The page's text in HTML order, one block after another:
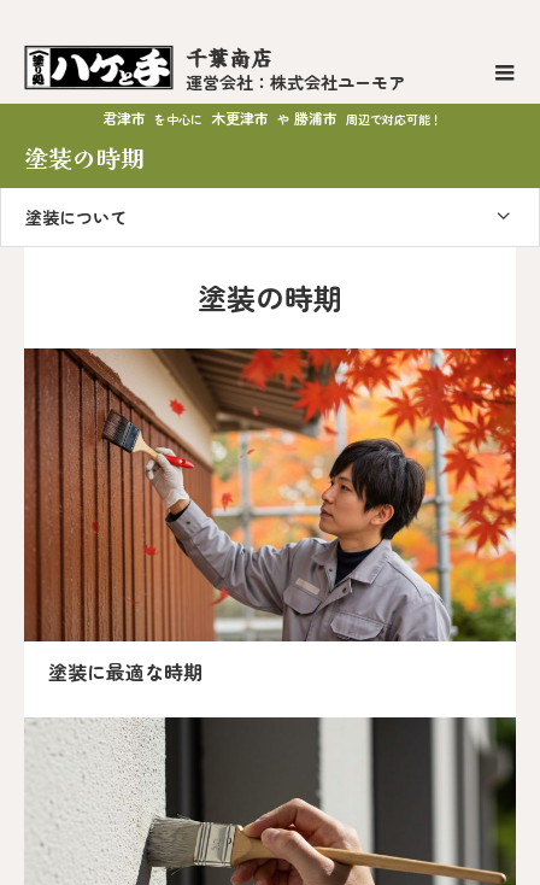
千葉南店
運営会社：株式会社ユーモア
君津市 を中心に 木更津市 や 勝浦市 周辺で対応可能！
塗装の時期
塗装について
塗装の時期
塗装に最適な時期